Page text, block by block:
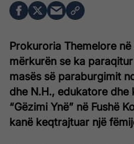
Prokuroria Themelore
mërkurën se ka
masës së paraburgimit
dhe N.H., edukatore dhe
“Gëzimi Ynë” në Fushë
kanë keqtrajtuar një